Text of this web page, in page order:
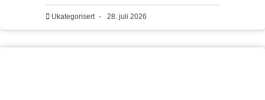
Ukategorisert - 28. juli 2026